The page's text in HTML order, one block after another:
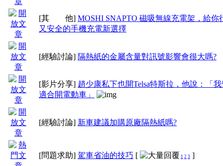
[其 他] MOSHI SNAPTO 磁吸無線充電架，給你
又安全的手機充電新選擇
[經驗討論] 隔熱紙的金屬含量對訊號影響會很大嗎?
[影片分享] 趙少康私下也開Telsa特斯拉，他說：「
適合開電動車」
[經驗討論] 新車建議加購原廠隔熱紙嗎?
[問題求助] 駕車省油的技巧 [ 1 2 3 ]